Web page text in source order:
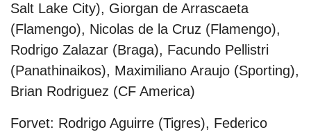
Salt Lake City), Giorgan de Arrascaeta
(Flamengo), Nicolas de la Cruz (Flamengo),
Rodrigo Zalazar (Braga), Facundo Pellistri
(Panathinaikos), Maximiliano Araujo (Sporting),
Brian Rodriguez (CF America)
Forvet: Rodrigo Aguirre (Tigres), Federico